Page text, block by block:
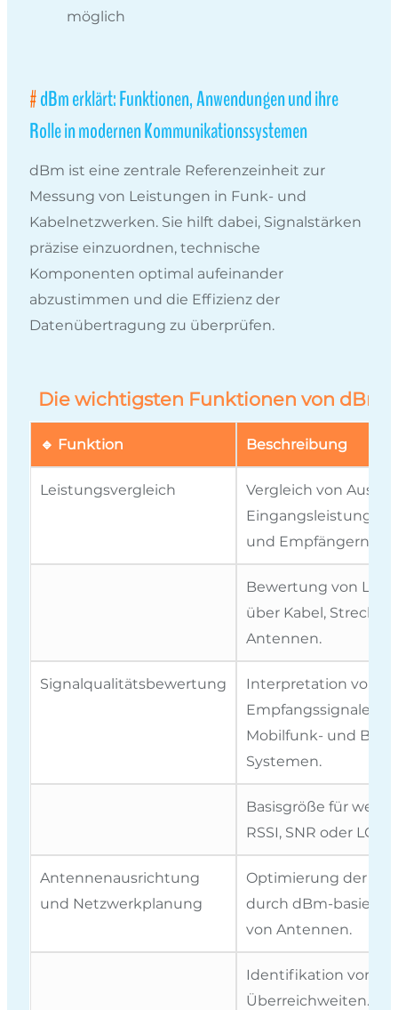
möglich
dBm erklärt: Funktionen, Anwendungen und ihre
Rolle in modernen Kommunikationssystemen
dBm ist eine zentrale Referenzeinheit zur
Messung von Leistungen in Funk- und
Kabelnetzwerken. Sie hilft dabei, Signalstärken
präzise einzuordnen, technische
Komponenten optimal aufeinander
abzustimmen und die Effizienz der
Datenübertragung zu überprüfen.
Die wichtigsten Funktionen von dBm
🔹 Funktion Beschreibung
Leistungsvergleich
Vergleich von
Eingangsleistungen
und Empfängern.
Bewertung von
über Kabel,
Antennen.
Signalqualitätsbewertung
Interpretation von
Empfangssignalen
Mobilfunk- und
Systemen.
Basisgröße für
RSSI, SNR oder LQI.
Antennenausrichtung
und Netzwerkplanung
Optimierung der
durch dBm-basierte
von Antennen.
Identifikation von
Überreichweiten.